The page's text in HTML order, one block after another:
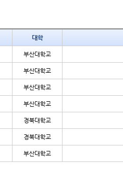
대학
부산대학교
부산대학교
부산대학교
부산대학교
경북대학교
경북대학교
부산대학교